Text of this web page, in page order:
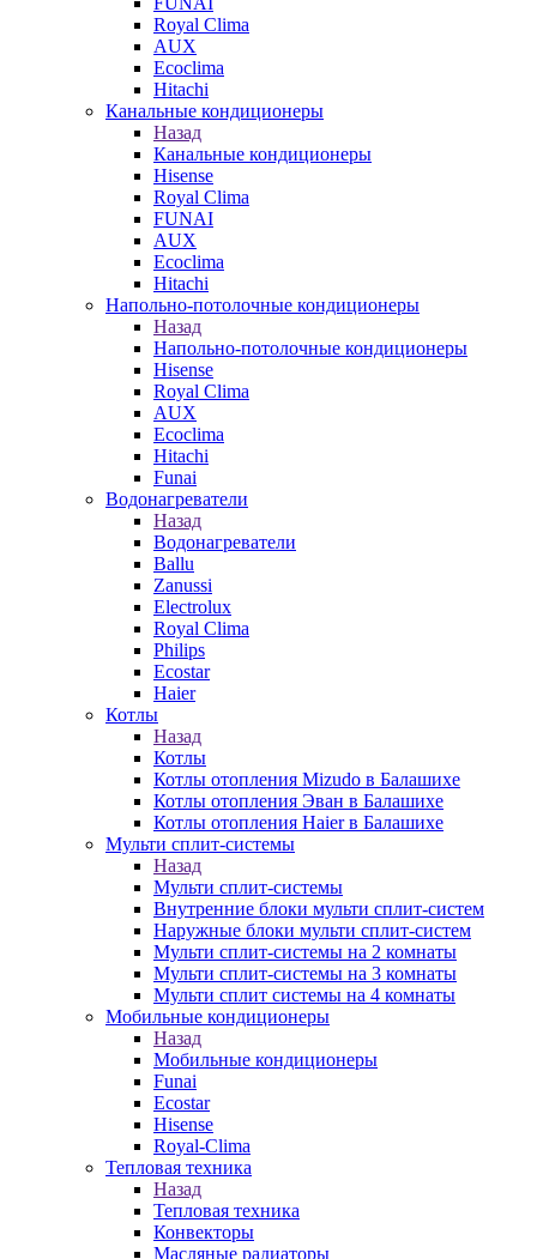
Royal Clima
AUX
Ecoclima
Hitachi
Канальные кондиционеры
Назад
Канальные кондиционеры
Hisense
Royal Clima
FUNAI
AUX
Ecoclima
Hitachi
Напольно-потолочные кондиционеры
Назад
Напольно-потолочные кондиционеры
Hisense
Royal Clima
AUX
Ecoclima
Hitachi
Funai
Водонагреватели
Назад
Водонагреватели
Ballu
Zanussi
Electrolux
Royal Clima
Philips
Ecostar
Haier
Котлы
Назад
Котлы
Котлы отопления Mizudo в Балашихе
Котлы отопления Эван в Балашихе
Котлы отопления Haier в Балашихе
Мульти сплит-системы
Назад
Мульти сплит-системы
Внутренние блоки мульти сплит-систем
Наружные блоки мульти сплит-систем
Мульти сплит-системы на 2 комнаты
Мульти сплит-системы на 3 комнаты
Мульти сплит системы на 4 комнаты
Мобильные кондиционеры
Назад
Мобильные кондиционеры
Funai
Ecostar
Hisense
Royal-Clima
Тепловая техника
Назад
Тепловая техника
Конвекторы
Масляные радиаторы